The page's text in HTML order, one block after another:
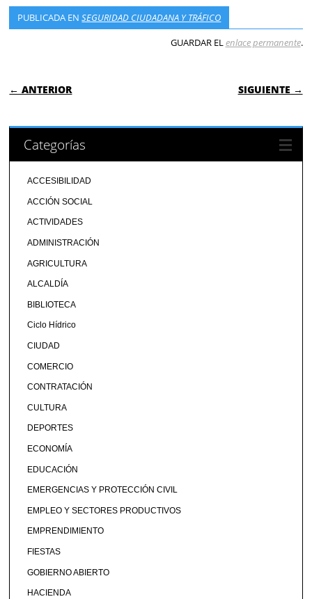
PUBLICADA ENSEGURIDAD CIUDADANA Y TRÁFICO
GUARDAR ELenlace permanente.
NAVEGACIÓN DE ENTRADAS
← ANTERIOR SIGUIENTE →
Categorías
ACCESIBILIDAD
ACCIÓN SOCIAL
ACTIVIDADES
ADMINISTRACIÓN
AGRICULTURA
ALCALDÍA
BIBLIOTECA
Ciclo Hídrico
CIUDAD
COMERCIO
CONTRATACIÓN
CULTURA
DEPORTES
ECONOMÍA
EDUCACIÓN
EMERGENCIAS Y PROTECCIÓN CIVIL
EMPLEO Y SECTORES PRODUCTIVOS
EMPRENDIMIENTO
FIESTAS
GOBIERNO ABIERTO
HACIENDA